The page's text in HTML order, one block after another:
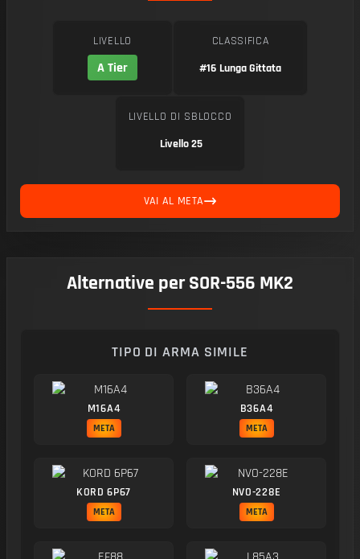
LIVELLO
A Tier
CLASSIFICA
#16 Lunga Gittata
LIVELLO DI SBLOCCO
Livello 25
VAI AL META
Alternative per SOR-556 MK2
TIPO DI ARMA SIMILE
M16A4
META
B36A4
META
KORD 6P67
META
NVO-228E
META